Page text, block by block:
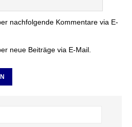
nachfolgende Kommentare via E-
neue Beiträge via E-Mail.